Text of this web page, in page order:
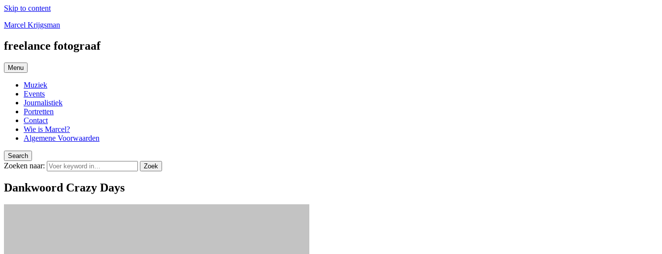
Skip to content
Marcel Krijgsman
freelance fotograaf
Menu
Muziek
Events
Journalistiek
Portretten
Contact
Wie is Marcel?
Algemene Voorwaarden
Search
Zoeken naar: Zoek
Dankwoord Crazy Days